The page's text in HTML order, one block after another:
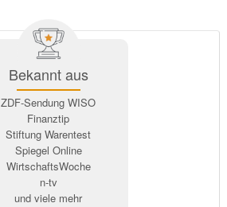
Bekannt aus
ZDF-Sendung WISO
Finanztip
Stiftung Warentest
Spiegel Online
WirtschaftsWoche
n-tv
und viele mehr